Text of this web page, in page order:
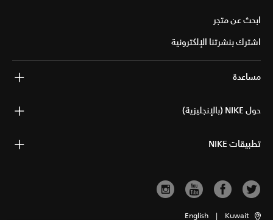
ابحث عن متجر
اشترك بنشرتنا الإلكترونية
مساعدة
حول NIKE (بالإنجليزية)
تطبيقات NIKE
Kuwait
|
English